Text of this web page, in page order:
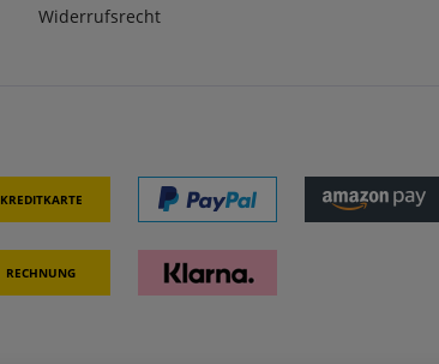
Widerrufsrecht
Kreditkarte
Rechnung